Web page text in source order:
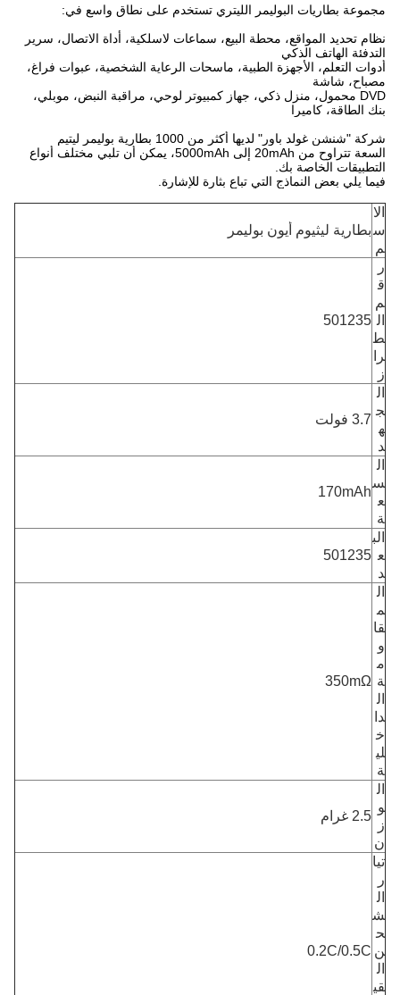
مجموعة بطاريات البوليمر الليتري تستخدم على نطاق واسع في:
نظام تحديد المواقع، محطة البيع، سماعات لاسلكية، أداة الاتصال، سرير
التدفئة الهاتف الذكي
أدوات التعلم، الأجهزة الطبية، ماسحات الرعاية الشخصية، عبوات فراغ،
مصباح، شاشة
DVD محمول، منزل ذكي، جهاز كمبيوتر لوحي، مراقبة النبض، موبلي،
بنك الطاقة، كاميرا
شركة "شنشن غولد باور" لديها أكثر من 1000 بطارية بوليمر ليتيم
السعة تتراوح من 20mAh إلى 5000mAh، يمكن أن تلبي مختلف أنواع
التطبيقات الخاصة بك.
فيما يلي بعض النماذج التي تباع بثارة للإشارة.
الا
س
م
بطارية ليثيوم أيون بوليمر
ر
ق
م
ال
ط
را
ز
501235
ال
ج
ه
د
3.7 فولت
ال
س
ع
ة
170mAh
الب
ع
د
501235
ال
م
قا
و
م
ة
ال
دا
خ
لي
ة
350mΩ
ال
و
ز
ن
2.5 غرام
تيا
ر
ال
ش
ح
ن
ال
قي
0.2C/0.5C